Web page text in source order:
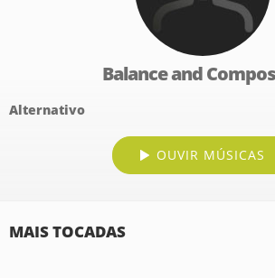
Balance and
Alternativo
OUVIR MÚSICAS
MAIS TOCADAS